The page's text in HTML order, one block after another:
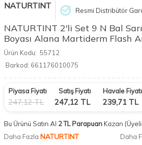
NATURTINT Resmi Distribütör
NATURTINT 2'li Set 9 N Bal
Boyası Alana Martiderm Flash
Ürün Kodu: 55712
Barkod: 661176010075
Piyasa Fiyatı
247,12TL
Satış Fiyatı
247,12 TL
Havale Fiyatı
239,71 TL
Bu Ürünü Satın Al 2 TL ParapuanKazan
Daha Fazla NATURTINT Daha